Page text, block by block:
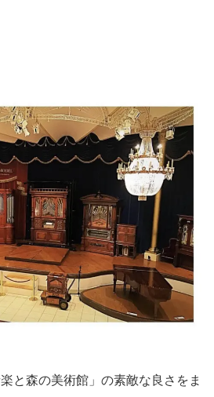
と森の美術館」の素敵な良さをま